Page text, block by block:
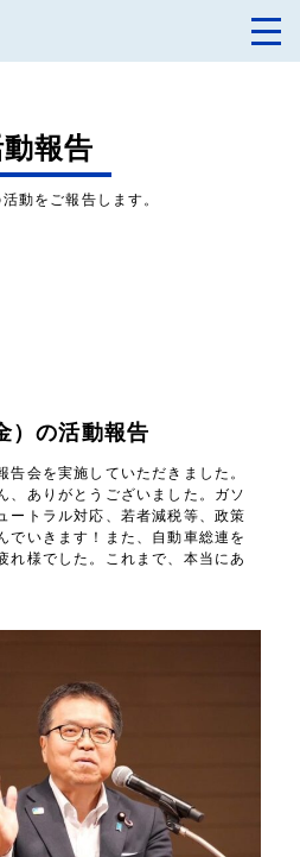
報告
動をご報告します。
の活動報告
会を実施していただきました。
、ありがとうございました。ガソ
ートラル対応、若者減税等、政策
でいきます！また、自動車総連を
れ様でした。これまで、本当にあ